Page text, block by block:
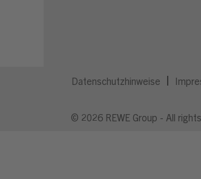
Datenschutzhinweise
© 2026 REWE Group - All